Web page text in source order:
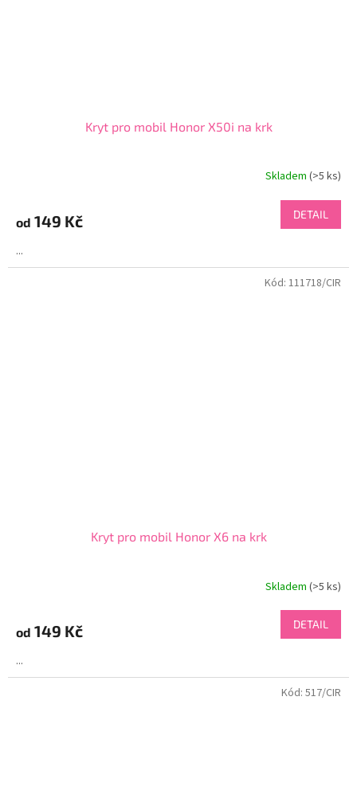
Kryt pro mobil Honor X50i na krk
Skladem (>5 ks)
od 149 Kč DETAIL
...
Kryt pro mobil Honor X6 na krk
Skladem (>5 ks)
od 149 Kč DETAIL
...
Kód: 111718/CIR
Kód: 517/CIR